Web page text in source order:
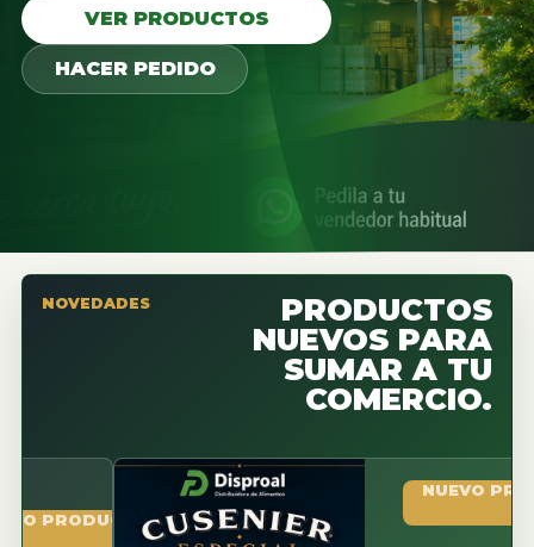
VER PRODUCTOS
HACER PEDIDO
NOVEDADES
PRODUCTOS
NUEVOS PARA
SUMAR A TU
COMERCIO.
NUEVO PRODUCTO